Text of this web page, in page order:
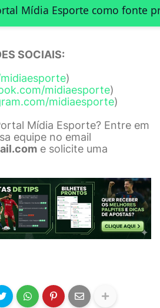
Mídia Esporte como fonte
SOCIAIS:
)
midiaesporte)
midiaesporte)
Mídia Esporte? Entre em
equipe no email
e solicite uma